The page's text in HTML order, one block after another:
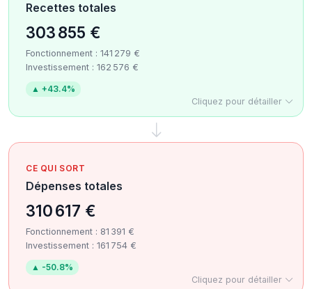
Recettes totales
303 855 €
Fonctionnement : 141 279 €
Investissement : 162 576 €
▲ +43.4%
Cliquez pour détailler
CE QUI SORT
Dépenses totales
310 617 €
Fonctionnement : 81 391 €
Investissement : 161 754 €
▲ -50.8%
Cliquez pour détailler